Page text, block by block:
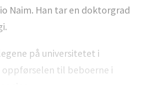
Naim. Han tar en doktorgrad
på universitetet i
til beboerne i